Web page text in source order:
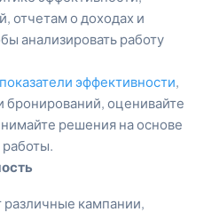
отчетам о доходах и
анализировать работу
эффективности,
бронирований, оценивайте
решения на основе
кампании,